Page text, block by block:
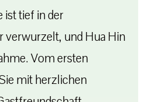
ist tief in der
verwurzelt, und Hua Hin
Vom ersten
mit herzlichen